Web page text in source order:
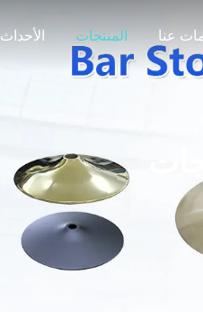
عنا المنتجات الأحداث